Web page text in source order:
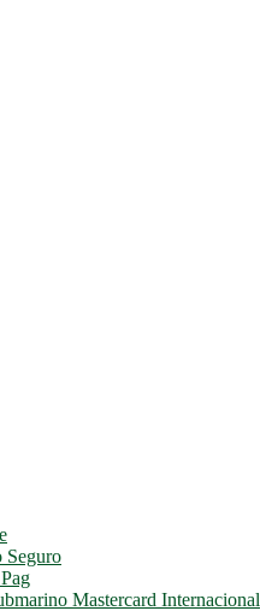
Seguro
Mastercard Internacional